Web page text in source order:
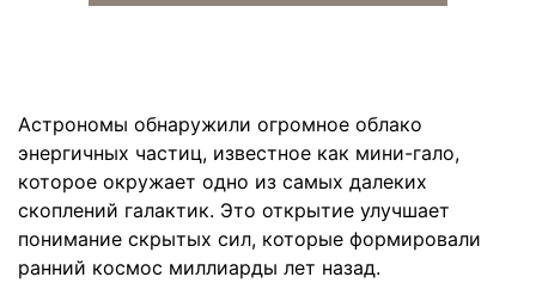
Астрономы обнаружили огромное облако
энергичных частиц, известное как мини-гало,
которое окружает одно из самых далеких
скоплений галактик. Это открытие улучшает
понимание скрытых сил, которые формировали
ранний космос миллиарды лет назад.